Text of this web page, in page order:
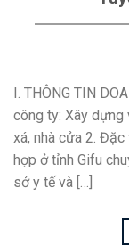
I. THÔNG TIN
công ty: Xây
xá, nhà cửa 2.
hợp ở tỉnh Gifu
sở y tế và […]